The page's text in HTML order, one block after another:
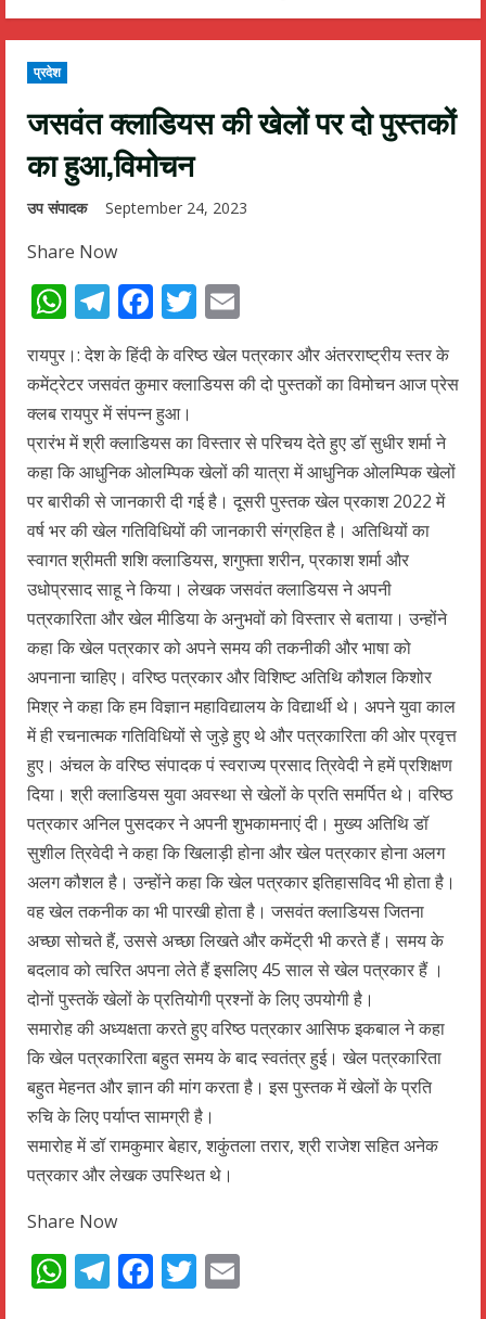
प्रदेश
जसवंत क्लाडियस की खेलों पर दो पुस्तकों
का हुआ,विमोचन
उप संपादक September 24, 2023
Share Now
WhatsApp
Telegram
Facebook
Twitter
रायपुर।: देश के हिंदी के वरिष्ठ खेल पत्रकार और अंतरराष्ट्रीय स्तर के
कमेंट्रेटर जसवंत कुमार क्लाडियस की दो पुस्तकों का विमोचन आज प्रेस
क्लब रायपुर में संपन्न हुआ।
प्रारंभ में श्री क्लाडियस का विस्तार से परिचय देते हुए डॉ सुधीर शर्मा ने
कहा कि आधुनिक ओलम्पिक खेलों की यात्रा में आधुनिक ओलम्पिक खेलों
पर बारीकी से जानकारी दी गई है। दूसरी पुस्तक खेल प्रकाश 2022 में
वर्ष भर की खेल गतिविधियों की जानकारी संग्रहित है। अतिथियों का
स्वागत श्रीमती शशि क्लाडियस, शगुफ्ता शरीन, प्रकाश शर्मा और
उधोप्रसाद साहू ने किया। लेखक जसवंत क्लाडियस ने अपनी
पत्रकारिता और खेल मीडिया के अनुभवों को विस्तार से बताया। उन्होंने
कहा कि खेल पत्रकार को अपने समय की तकनीकी और भाषा को
अपनाना चाहिए। वरिष्ठ पत्रकार और विशिष्ट अतिथि कौशल किशोर
मिश्र ने कहा कि हम विज्ञान महाविद्यालय के विद्यार्थी थे। अपने युवा काल
में ही रचनात्मक गतिविधियों से जुड़े हुए थे और पत्रकारिता की ओर प्रवृत्त
हुए। अंचल के वरिष्ठ संपादक पं स्वराज्य प्रसाद त्रिवेदी ने हमें प्रशिक्षण
दिया। श्री क्लाडियस युवा अवस्था से खेलों के प्रति समर्पित थे। वरिष्ठ
पत्रकार अनिल पुसदकर ने अपनी शुभकामनाएं दी। मुख्य अतिथि डॉ
सुशील त्रिवेदी ने कहा कि खिलाड़ी होना और खेल पत्रकार होना अलग
अलग कौशल है। उन्होंने कहा कि खेल पत्रकार इतिहासविद भी होता है।
वह खेल तकनीक का भी पारखी होता है। जसवंत क्लाडियस जितना
अच्छा सोचते हैं, उससे अच्छा लिखते और कमेंट्री भी करते हैं। समय के
बदलाव को त्वरित अपना लेते हैं इसलिए 45 साल से खेल पत्रकार हैं ।
दोनों पुस्तकें खेलों के प्रतियोगी प्रश्नों के लिए उपयोगी है।
समारोह की अध्यक्षता करते हुए वरिष्ठ पत्रकार आसिफ इकबाल ने कहा
कि खेल पत्रकारिता बहुत समय के बाद स्वतंत्र हुई। खेल पत्रकारिता
बहुत मेहनत और ज्ञान की मांग करता है। इस पुस्तक में खेलों के प्रति
रुचि के लिए पर्याप्त सामग्री है।
समारोह में डॉ रामकुमार बेहार, शकुंतला तरार, श्री राजेश सहित अनेक
पत्रकार और लेखक उपस्थित थे।
Share Now
WhatsApp
Telegram
Facebook
Twitter